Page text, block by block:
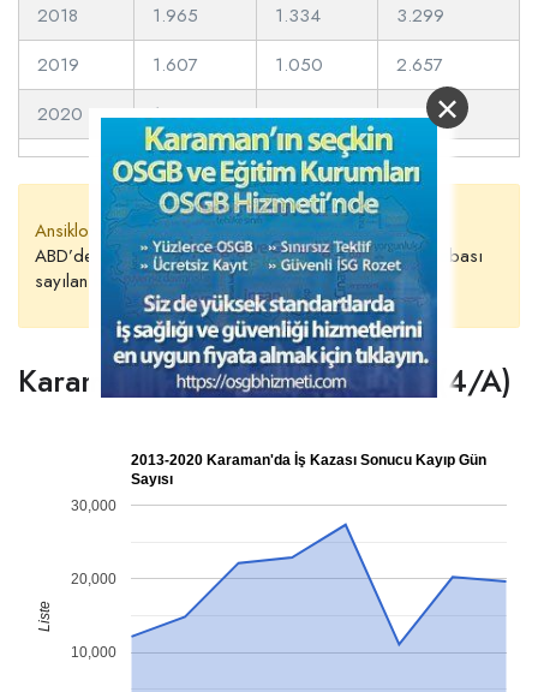
×
2018
1.965 1.334
3.299
2019
1.607 1.050
2.657
2020
1.705 972 2.677
Ansiklopedist’ten Soru Var;Sicilyalı Amerikan kökenli,
ABD’de etkin olan modern suç organizasyonlarının babası
sayılan kanun kaçağı
Karaman’da Kayıp Gün Sayısı (4/A)
2013-2020 Karaman'da İş Kazası Sonucu Kayıp Gün
Sayısı
10,000
20,000
30,000
Liste